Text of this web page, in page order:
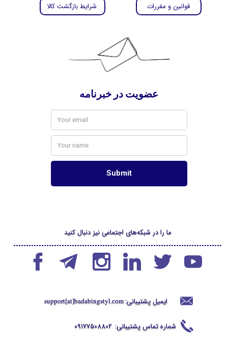
شرایط بازگشت کالا
قوانین و مقررات
ایمیل پشتیبانی: support[at]badabingstyl .com
شماره تماس پشتیبانی: 09177508802
ما را در شبکه‌های اجتماعی نیز دنبال کنید